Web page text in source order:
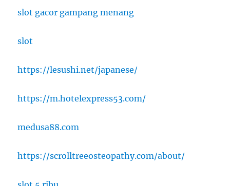
slot gacor gampang menang
slot
https://lesushi.net/japanese/
https://m.hotelexpress53.com/
medusa88.com
https://scrolltreeosteopathy.com/about/